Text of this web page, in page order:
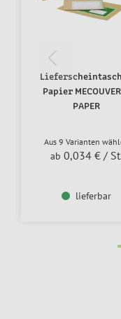
Papier
PAPER
Aus 9 Varianten
ab 0,034 € /
lieferbar